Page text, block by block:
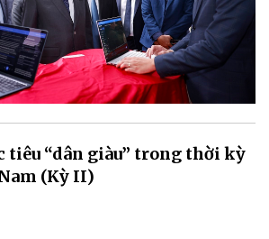
tiêu “dân giàu” trong thời kỳ
(Kỳ II)